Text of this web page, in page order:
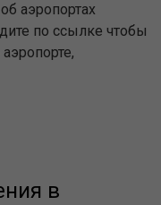
аэропортах
по ссылке чтобы
в